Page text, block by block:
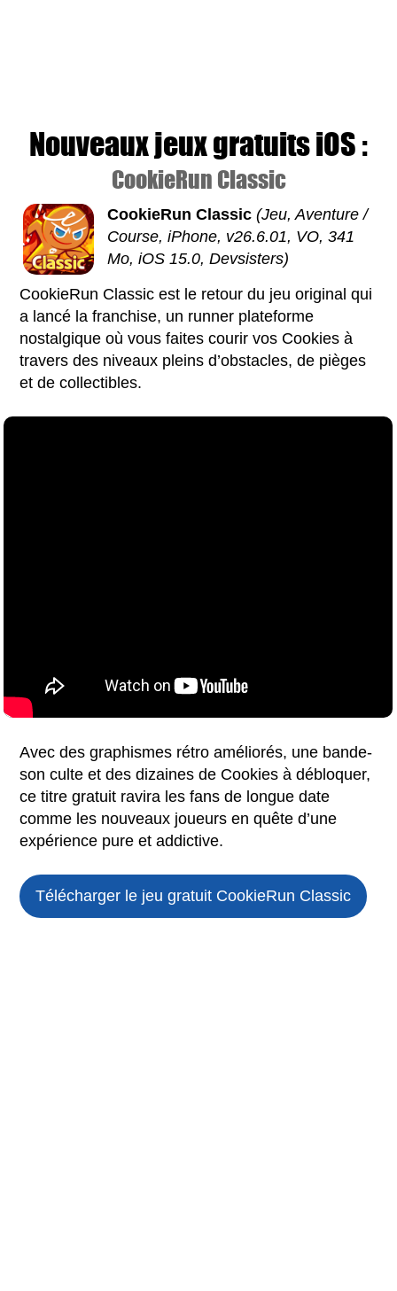
Nouveaux jeux gratuits iOS :
CookieRun Classic
CookieRun Classic (Jeu, Aventure /
Course, iPhone, v26.6.01, VO, 341
Mo, iOS 15.0, Devsisters)
CookieRun Classic est le retour du jeu original qui
a lancé la franchise, un runner plateforme
nostalgique où vous faites courir vos Cookies à
travers des niveaux pleins d’obstacles, de pièges
et de collectibles.
Avec des graphismes rétro améliorés, une bande-
son culte et des dizaines de Cookies à débloquer,
ce titre gratuit ravira les fans de longue date
comme les nouveaux joueurs en quête d’une
expérience pure et addictive.
Télécharger le jeu gratuit CookieRun Classic